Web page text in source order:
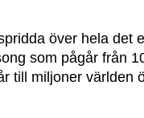
över hela det
som pågår från
till miljoner världen